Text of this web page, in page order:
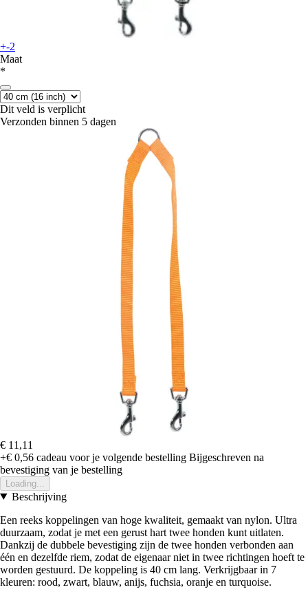
+-2
Maat
*
Dit veld is verplicht
Verzonden binnen 5 dagen
€ 11,11
+€ 0,56 cadeau voor je volgende bestelling Bijgeschreven na
bevestiging van je bestelling
Loading...
Beschrijving
Een reeks koppelingen van hoge kwaliteit, gemaakt van nylon. Ultra
duurzaam, zodat je met een gerust hart twee honden kunt uitlaten.
Dankzij de dubbele bevestiging zijn de twee honden verbonden aan
één en dezelfde riem, zodat de eigenaar niet in twee richtingen hoeft te
worden gestuurd. De koppeling is 40 cm lang. Verkrijgbaar in 7
kleuren: rood, zwart, blauw, anijs, fuchsia, oranje en turquoise.